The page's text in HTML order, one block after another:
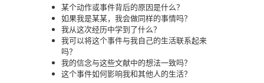
某个动作或事件背后的原因是什么？
如果我是某某，我会做同样的事情吗？
我从这次经历中学到了什么？
我可以将这个事件与我自己的生活联系起来
吗？
我的信念与这些文献中的想法一致吗？
这个事件如何影响我和其他人的生活？